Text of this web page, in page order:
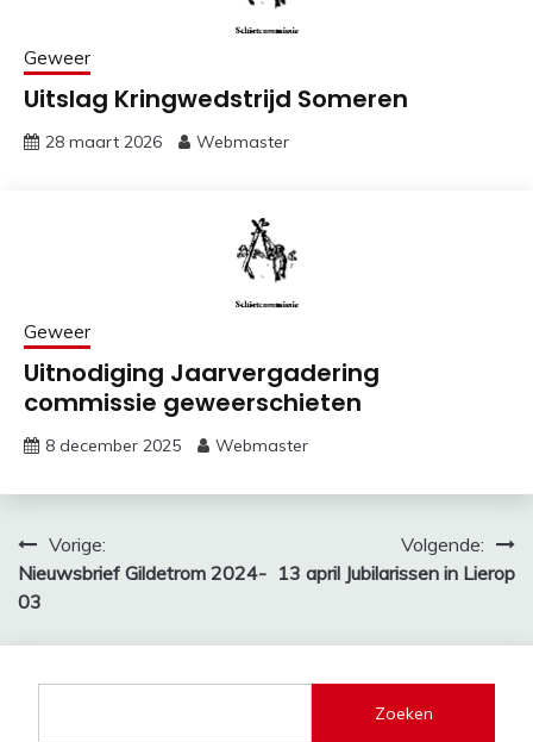
Geweer
Uitslag Kringwedstrijd Someren
28 maart 2026 Webmaster
Geweer
Uitnodiging Jaarvergadering
commissie geweerschieten
8 december 2025 Webmaster
Bericht
navigatie
Vorige:
Nieuwsbrief Gildetrom 2024-
03
Volgende:
13 april Jubilarissen in Lierop
Zoeken